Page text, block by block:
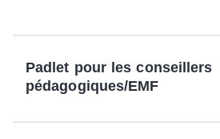
Padlet pour les conseillers
pédagogiques/EMF